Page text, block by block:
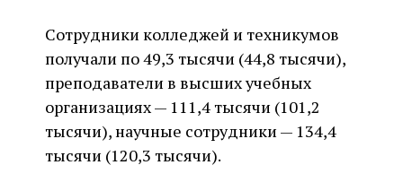
Сотрудники колледжей и техникумов
получали по 49,3 тысячи (44,8 тысячи),
преподаватели в высших учебных
организациях — 111,4 тысячи (101,2
тысячи), научные сотрудники — 134,4
тысячи (120,3 тысячи).